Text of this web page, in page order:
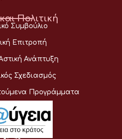
Πολιτική
Συμβούλιο
Επιτροπή
Ανάπτυξη
Σχεδιασμός
Προγράμματα